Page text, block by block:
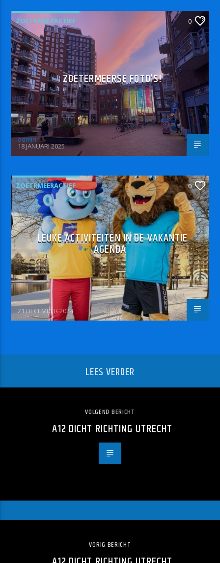
ZOETRMEERACTIEF 0
ZOETERMEERSE FOTO’S!
admin
18 JANUARI 2025
ZOETRMEERACTIEF 0
LEUKE ACTIVITEITEN IN DE VAKANTIE
AGENDA
21 DECEMBER 2024
LEES VERDER
VOLGEND BERICHT
A12 DICHT RICHTING UTRECHT
VORIG BERICHT